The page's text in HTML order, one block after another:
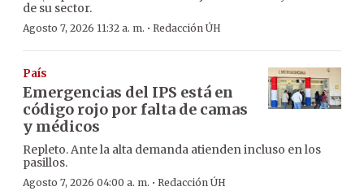
de su sector.
Agosto 7, 2026 11:32 a. m. · Redacción ÚH
País
Emergencias del IPS está en
código rojo por falta de camas
y médicos
Repleto. Ante la alta demanda atienden incluso en los
pasillos.
Agosto 7, 2026 04:00 a. m. · Redacción ÚH